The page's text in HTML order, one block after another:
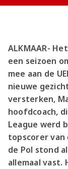
ALKMAAR-
een seizoen
mee aan de
nieuwe
versterken,
hoofdcoach,
League werd
topscorer van
de Pol stond
allemaal vast.